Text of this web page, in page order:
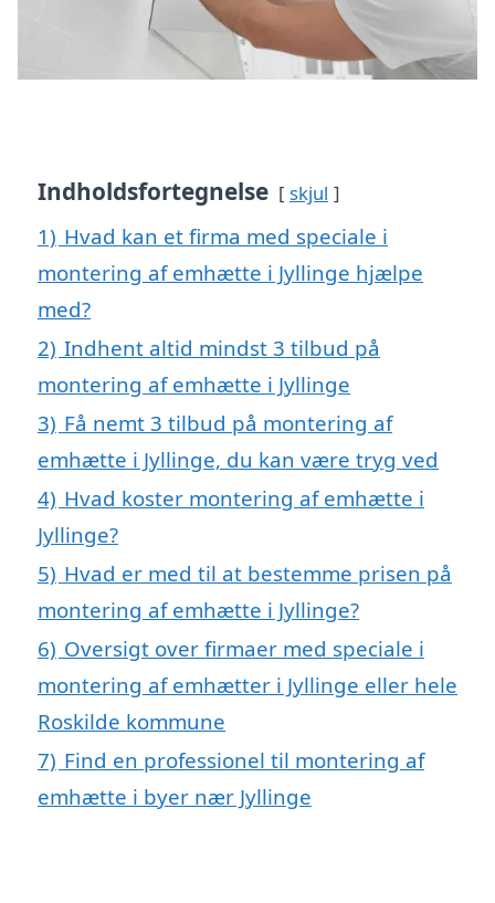
Indholdsfortegnelse skjul
1) Hvad kan et firma med speciale i
montering af emhætte i Jyllinge hjælpe
med?
2) Indhent altid mindst 3 tilbud på
montering af emhætte i Jyllinge
3) Få nemt 3 tilbud på montering af
emhætte i Jyllinge, du kan være tryg ved
4) Hvad koster montering af emhætte i
Jyllinge?
5) Hvad er med til at bestemme prisen på
montering af emhætte i Jyllinge?
6) Oversigt over firmaer med speciale i
montering af emhætter i Jyllinge eller hele
Roskilde kommune
7) Find en professionel til montering af
emhætte i byer nær Jyllinge